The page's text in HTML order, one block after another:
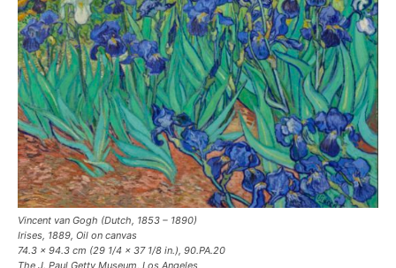
Vincent van Gogh (Dutch, 1853 – 1890)
Irises, 1889, Oil on canvas
74.3 × 94.3 cm (29 1/4 × 37 1/8 in.), 90.PA.20
The J. Paul Getty Museum, Los Angeles